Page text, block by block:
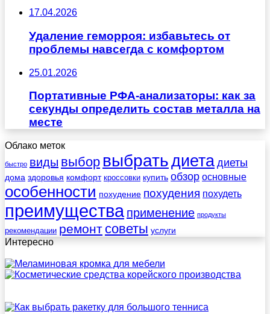
17.04.2026
Удаление геморроя: избавьтесь от
проблемы навсегда с комфортом
25.01.2026
Портативные РФА-анализаторы: как за
секунды определить состав металла на
месте
Облако меток
быстро виды выбор выбратьдиета диеты
дома здоровья комфорт кроссовки купить обзор основные
особенности похудение похудения похудеть
преимущества применение продукты
рекомендации ремонт советы услуги
Интересно